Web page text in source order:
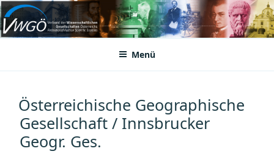
Zum
Inhalt
springenVWGÖ
Federation of Austrian Scientific Societies
Menü
Österreichische Geographische
Gesellschaft / Innsbrucker
Geogr. Ges.